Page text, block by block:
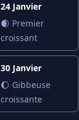
24 Janvier
🌒 Premier
croissant
30 Janvier
🌔 Gibbeuse
croissante